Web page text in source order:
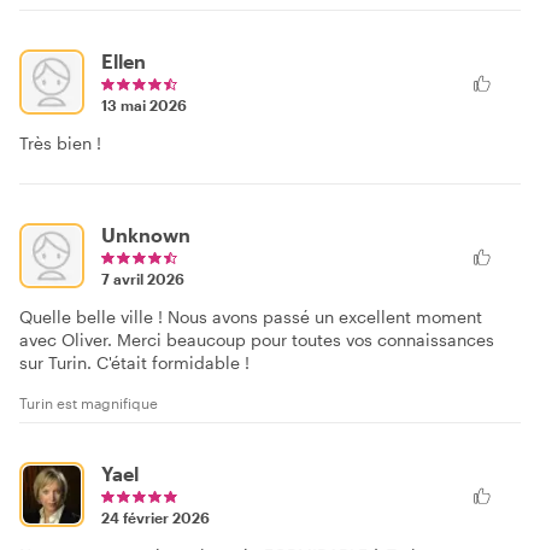
Ellen
13 mai 2026
Très bien !
Unknown
7 avril 2026
Quelle belle ville ! Nous avons passé un excellent moment
avec Oliver. Merci beaucoup pour toutes vos connaissances
sur Turin. C'était formidable !
Turin est magnifique
Yael
24 février 2026